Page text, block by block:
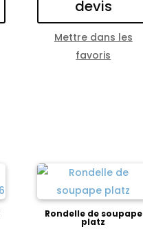
devis
Mettre dans les
favoris
Rondelle de soupape
platz